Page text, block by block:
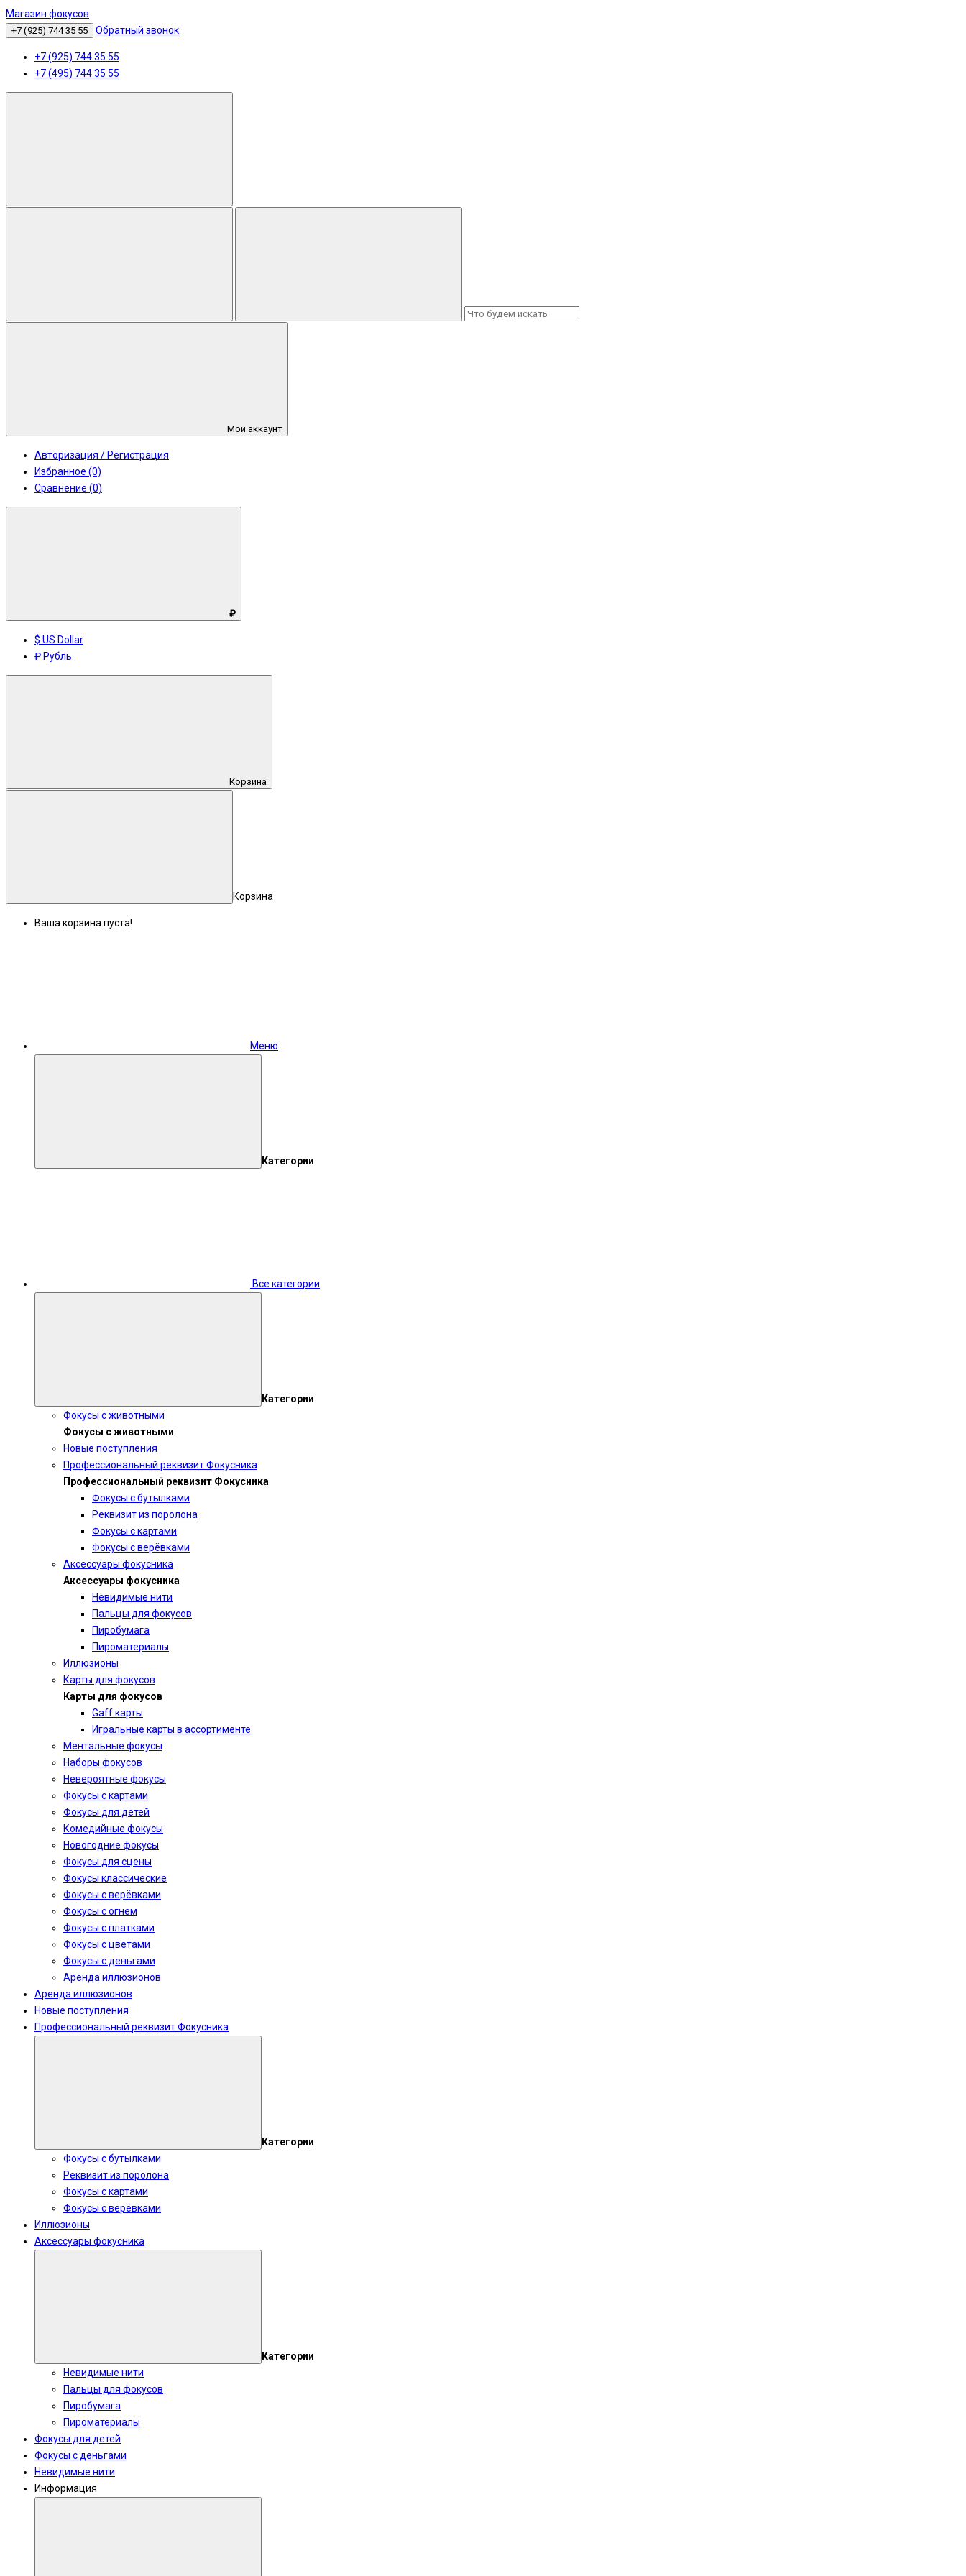
Магазин фокусов
+7 (925) 744 35 55 Обратный звонок
+7 (925) 744 35 55
+7 (495) 744 35 55
Мой аккаунт
Авторизация / Регистрация
Избранное (0)
Сравнение (0)
₽
$ US Dollar
₽ Рубль
Корзина
Корзина
Ваша корзина пуста!
Меню
Категории
Все категории
Категории
Фокусы с животными
Фокусы с животными
Новые поступления
Профессиональный реквизит Фокусника
Профессиональный реквизит Фокусника
Фокусы с бутылками
Реквизит из поролона
Фокусы с картами
Фокусы с верёвками
Аксессуары фокусника
Аксессуары фокусника
Невидимые нити
Пальцы для фокусов
Пиробумага
Пироматериалы
Иллюзионы
Карты для фокусов
Карты для фокусов
Gaff карты
Игральные карты в ассортименте
Ментальные фокусы
Наборы фокусов
Невероятные фокусы
Фокусы с картами
Фокусы для детей
Комедийные фокусы
Новогодние фокусы
Фокусы для сцены
Фокусы классические
Фокусы с верёвками
Фокусы с огнем
Фокусы с платками
Фокусы с цветами
Фокусы с деньгами
Аренда иллюзионов
Аренда иллюзионов
Новые поступления
Профессиональный реквизит Фокусника
Категории
Фокусы с бутылками
Реквизит из поролона
Фокусы с картами
Фокусы с верёвками
Иллюзионы
Аксессуары фокусника
Категории
Невидимые нити
Пальцы для фокусов
Пиробумага
Пироматериалы
Фокусы для детей
Фокусы с деньгами
Невидимые нити
Информация